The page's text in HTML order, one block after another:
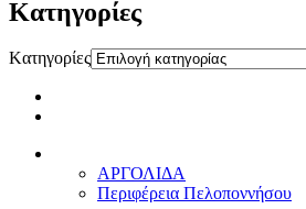
Kατηγορίες
Kατηγορίες
ΑΡΓΟΛΙΔΑ
Περιφέρεια Πελοποννήσου